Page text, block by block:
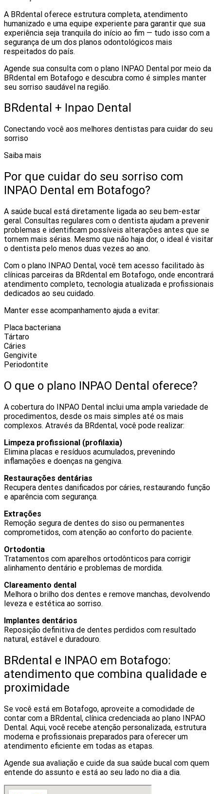
A BRdental oferece estrutura completa, atendimento
humanizado e uma equipe experiente para garantir que sua
experiência seja tranquila do início ao fim — tudo isso com a
segurança de um dos planos odontológicos mais
respeitados do país.
Agende sua consulta com o plano INPAO Dental por meio da
BRdental em Botafogo e descubra como é simples manter
seu sorriso saudável na região.
BRdental + Inpao Dental
Conectando você aos melhores dentistas para cuidar do seu
sorriso
Saiba mais
Por que cuidar do seu sorriso com
INPAO Dental em Botafogo?
A saúde bucal está diretamente ligada ao seu bem-estar
geral. Consultas regulares com o dentista ajudam a prevenir
problemas e identificam possíveis alterações antes que se
tornem mais sérias. Mesmo que não haja dor, o ideal é visitar
o dentista pelo menos duas vezes ao ano.
Com o plano INPAO Dental, você tem acesso facilitado às
clínicas parceiras da BRdental em Botafogo, onde encontrará
atendimento completo, tecnologia atualizada e profissionais
dedicados ao seu cuidado.
Manter esse acompanhamento ajuda a evitar:
Placa bacteriana
Tártaro
Cáries
Gengivite
Periodontite
O que o plano INPAO Dental oferece?
A cobertura do INPAO Dental inclui uma ampla variedade de
procedimentos, desde os mais simples até os mais
complexos. Através da BRdental, você pode realizar:
Limpeza profissional (profilaxia)
Elimina placas e resíduos acumulados, prevenindo
inflamações e doenças na gengiva.
Restaurações dentárias
Recupera dentes danificados por cáries, restaurando função
e aparência com segurança.
Extrações
Remoção segura de dentes do siso ou permanentes
comprometidos, com atenção ao conforto do paciente.
Ortodontia
Tratamentos com aparelhos ortodônticos para corrigir
alinhamento dentário e problemas de mordida.
Clareamento dental
Melhora o brilho dos dentes e remove manchas, devolvendo
leveza e estética ao sorriso.
Implantes dentários
Reposição definitiva de dentes perdidos com resultado
natural, estável e duradouro.
BRdental e INPAO em Botafogo:
atendimento que combina qualidade e
proximidade
Se você está em Botafogo, aproveite a comodidade de
contar com a BRdental, clínica credenciada ao plano INPAO
Dental. Aqui, você recebe atenção personalizada, estrutura
moderna e profissionais preparados para oferecer um
atendimento eficiente em todas as etapas.
Agende sua avaliação e cuide da sua saúde bucal com quem
entende do assunto e está ao seu lado no dia a dia.